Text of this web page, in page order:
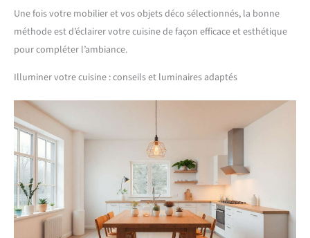
Une fois votre mobilier et vos objets déco sélectionnés, la bonne
méthode est d’éclairer votre cuisine de façon efficace et esthétique
pour compléter l’ambiance.
Illuminer votre cuisine : conseils et luminaires adaptés